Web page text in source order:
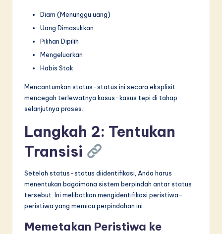
Diam (Menunggu uang)
Uang Dimasukkan
Pilihan Dipilih
Mengeluarkan
Habis Stok
Mencantumkan status-status ini secara eksplisit
mencegah terlewatnya kasus-kasus tepi di tahap
selanjutnya proses.
Langkah 2: Tentukan
Transisi
Setelah status-status diidentifikasi, Anda harus
menentukan bagaimana sistem berpindah antar status
tersebut. Ini melibatkan mengidentifikasi peristiwa-
peristiwa yang memicu perpindahan ini.
Memetakan Peristiwa ke